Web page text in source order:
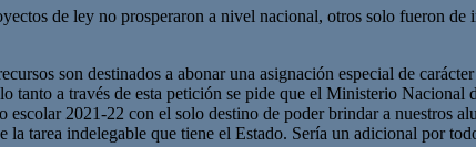
de ley no prosperaron a nivel nacional, otros solo fueron de
son destinados a abonar una asignación especial de
a través de esta petición se pide que el Ministerio Nacional
2021-22 con el solo destino de poder brindar a nuestros
tarea indelegable que tiene el Estado. Sería un adicional por